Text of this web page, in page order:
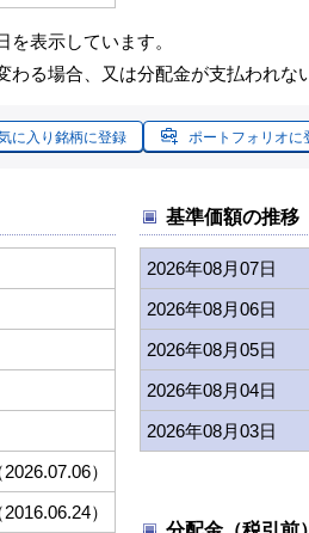
を表示しています。
る場合、又は分配金が支払われな
に入り銘柄に登録 ポートフォリオに
）
）
基準価額の推移
2026年08月07日
2026年08月06日
2026年08月05日
2026年08月04日
2026年08月03日